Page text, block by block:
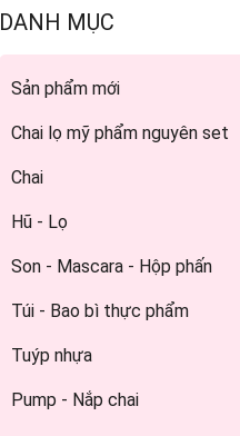
DANH MỤC
Sản phẩm mới
Chai lọ mỹ phẩm nguyên set
Chai
Hũ - Lọ
Son - Mascara - Hộp phấn
Túi - Bao bì thực phẩm
Tuýp nhựa
Pump - Nắp chai